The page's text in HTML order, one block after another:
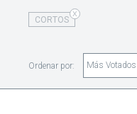
X
CORTOS
Ordenar por: